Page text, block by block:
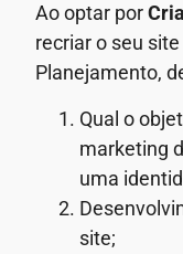
Ao optar por
recriar o seu
Planejamento,
Qual o
marketing
uma
site;